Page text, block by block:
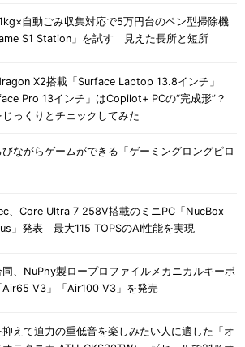
自動ごみ収集対応で5万円台のペン型掃除機
S1 Station」を試す 見えた長所と短所
X2搭載「Surface Laptop 13.8インチ」
Pro 13インチ」はCopilot+ PCの“完成形”？
っくりとチェックしてみた
ながらゲームができる「ゲーミングロングピロ
、Core Ultra 7 258V搭載のミニPC「NucBox
」発表 最大115 TOPSのAI性能を実現
同、NuPhy製ロープロファイルメカニカルキーボ
Air65 V3」「Air100 V3」を発売
えて迫力の重低音を楽しみたい人に適した「オ